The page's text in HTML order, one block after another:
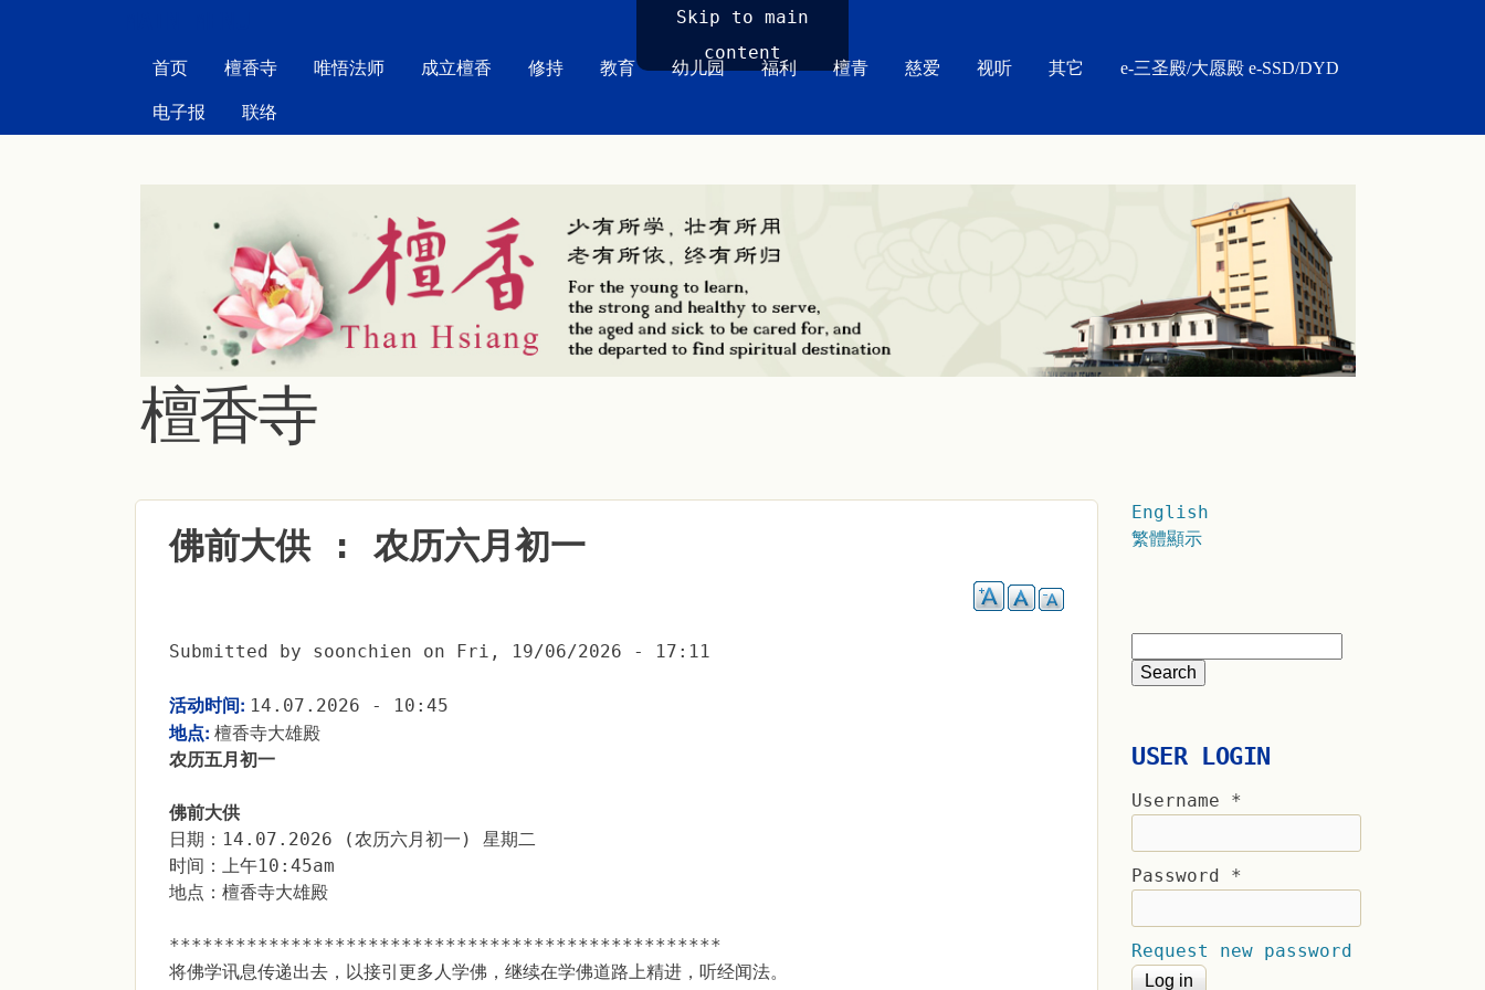
Skip to main
content
首页 檀香寺 唯悟法师 成立檀香 修持 教育 幼儿园 福利 檀青 慈爱 视听 其它 e-三圣殿/大愿殿 e-SSD/DYD
电子报 联络
檀香寺
佛前大供 : 农历六月初一
Submitted by soonchien on Fri, 19/06/2026 - 17:11
活动时间: 14.07.2026 - 10:45
地点: 檀香寺大雄殿
农历五月初一
佛前大供
日期：14.07.2026 (农历六月初一) 星期二
时间：上午10:45am
地点：檀香寺大雄殿
**************************************************
将佛学讯息传递出去，以接引更多人学佛，继续在学佛道路上精进，听经闻法。
English
繁體顯示
USER LOGIN
Username *
Password *
Request new password